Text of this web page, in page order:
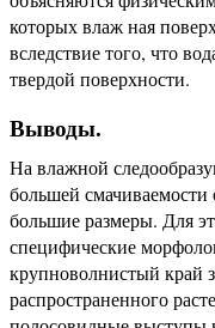
которых влаж ная
вследствие того, что
твердой поверхности.
Выводы.
На влажной
большей
большие размеры. Для
специфические
крупноволнистый край
распространенного